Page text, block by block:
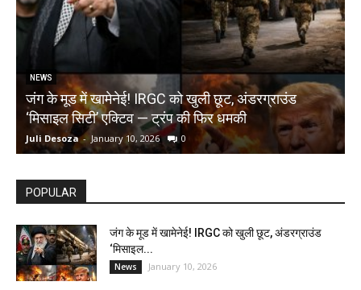
NEWS
जंग के मूड में खामेनेई! IRGC को खुली छूट, अंडरग्राउंड
‘मिसाइल सिटी’ एक्टिव — ट्रंप की फिर धमकी
Juli Desoza - January 10, 2026 0
POPULAR
जंग के मूड में खामेनेई! IRGC को खुली छूट, अंडरग्राउंड
‘मिसाइल...
News January 10, 2026